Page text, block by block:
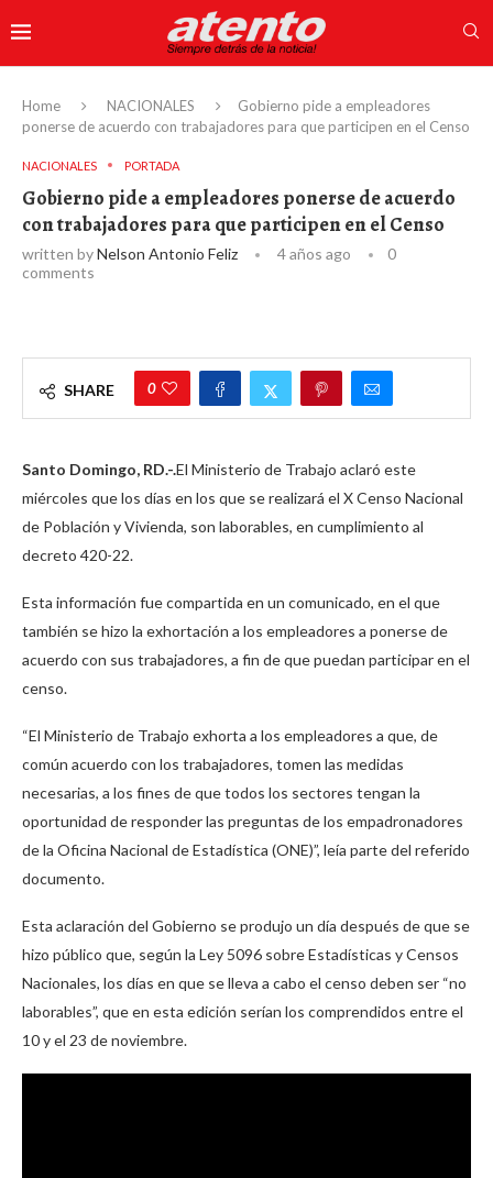
Home NACIONALES
Gobierno pide a empleadores
ponerse de acuerdo con trabajadores para que participen en el Censo
NACIONALES PORTADA
Gobierno pide a empleadores ponerse de acuerdo
con trabajadores para que participen en el Censo
written byNelson Antonio Feliz 4 años ago
0
comments
SHARE 0
Santo Domingo, RD.-.El Ministerio de Trabajo aclaró este
miércoles que los días en los que se realizará el X Censo Nacional
de Población y Vivienda, son laborables, en cumplimiento al
decreto 420-22.
Esta información fue compartida en un comunicado, en el que
también se hizo la exhortación a los empleadores a ponerse de
acuerdo con sus trabajadores, a fin de que puedan participar en el
censo.
“El Ministerio de Trabajo exhorta a los empleadores a que, de
común acuerdo con los trabajadores, tomen las medidas
necesarias, a los fines de que todos los sectores tengan la
oportunidad de responder las preguntas de los empadronadores
de la Oficina Nacional de Estadística (ONE)”, leía parte del referido
documento.
Esta aclaración del Gobierno se produjo un día después de que se
hizo público que, según la Ley 5096 sobre Estadísticas y Censos
Nacionales, los días en que se lleva a cabo el censo deben ser “no
laborables”, que en esta edición serían los comprendidos entre el
10 y el 23 de noviembre.